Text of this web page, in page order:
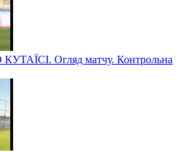
Огляд матчу. Контрольна